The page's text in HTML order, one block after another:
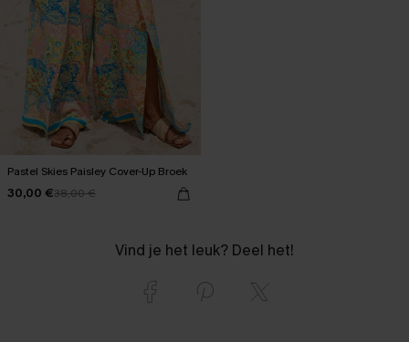
Pastel Skies Paisley Cover-Up Broek
30,00 €38,00 €
Vind je het leuk? Deel het!